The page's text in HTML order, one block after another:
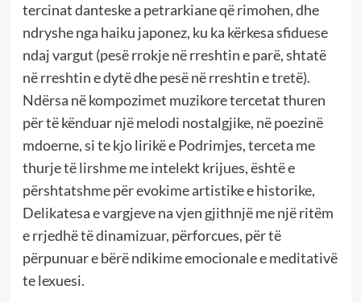
tercinat danteske a petrarkiane që rimohen, dhe
ndryshe nga haiku japonez, ku ka kërkesa sfiduese
ndaj vargut (pesë rrokje në rreshtin e parë, shtatë
në rreshtin e dytë dhe pesë në rreshtin e tretë).
Ndërsa në kompozimet muzikore tercetat thuren
për të kënduar një melodi nostalgjike, në poezinë
mdoerne, si te kjo lirikë e Podrimjes, terceta me
thurje të lirshme me intelekt krijues, është e
përshtatshme për evokime artistike e historike,
Delikatesa e vargjeve na vjen gjithnjë me një ritëm
e rrjedhë të dinamizuar, përforcues, për të
përpunuar e bërë ndikime emocionale e meditativë
te lexuesi.